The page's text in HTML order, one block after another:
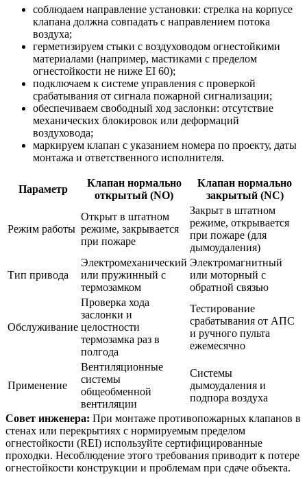
соблюдаем направление установки: стрелка на корпусе
клапана должна совпадать с направлением потока
воздуха;
герметизируем стыки с воздуховодом огнестойкими
материалами (например, мастиками с пределом
огнестойкости не ниже EI 60);
подключаем к системе управления с проверкой
срабатывания от сигнала пожарной сигнализации;
обеспечиваем свободный ход заслонки: отсутствие
механических блокировок или деформаций
воздуховода;
маркируем клапан с указанием номера по проекту, даты
монтажа и ответственного исполнителя.
Параметр
Клапан нормально
открытый (NO)
Клапан нормально
закрытый (NC)
Режим работы
Открыт в штатном
режиме, закрывается
при пожаре
Закрыт в штатном
режиме, открывается
при пожаре (для
дымоудаления)
Тип привода
Электромеханический
или пружинный с
термозамком
Электромагнитный
или моторный с
обратной связью
Обслуживание
Проверка хода
заслонки и
целостности
термозамка раз в
полгода
Тестирование
срабатывания от АПС
и ручного пульта
ежемесячно
Применение
Вентиляционные
системы
общеобменной
вентиляции
Системы
дымоудаления и
подпора воздуха
Совет инженера: При монтаже противопожарных клапанов в
стенах или перекрытиях с нормируемым пределом
огнестойкости (REI) используйте сертифицированные
проходки. Несоблюдение этого требования приводит к потере
огнестойкости конструкции и проблемам при сдаче объекта.